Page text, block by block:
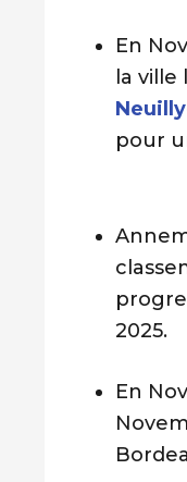
En
la ville
pour
2025.
En